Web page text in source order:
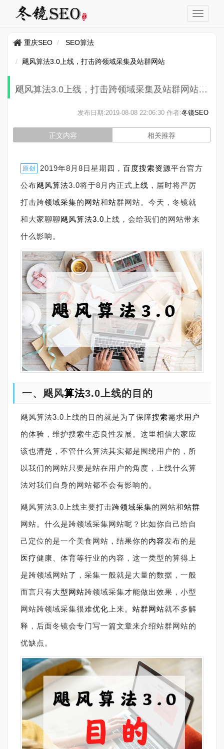
重庆SEO SEO算法
飓风算法3.0上线，打击跨领域采集及站群网站
飓风算法3.0上线，打击跨领域采集及站群网站
发布日期:2019-08-08 22:06:30 作者:冬镜SEO
正文内容 相关推荐
原创 2019年8月8日星期四， 百度搜索资源平台官方
公布飓风算法3.0将于8月内正式 上线 ，届时将严厉
打击跨领域采集的网站和站群网站。今天，冬镜就
和大家聊聊飓风算法3.0 上线，会给我们的网站带来
什么影响。
一、飓风算法3.0上线的目的
飓风算法3.0上线的目的就是为了保障搜索需求用户
的体验，维护搜索生态良性发展。这里相信大家应
该也清楚，不管什么算法其实都是围绕用户的，所
以我们的网站只要是站在用户的角度，上线什么算
法对我们自身的网站都不会有影响的。
飓风算法3.0上线主要打击跨领域采集的网站和站群
网站。什么是跨领域采集网站呢？比如你自己给自
己定位的是一个美食网站，结果你的内容发布的是
医疗健康、体育等行业的内容，这一类型的算得上
是跨领域网站了，采集一般就是大量的数据，一般
而言只有大型网站跨领域采集才能做出效果，小型
网站跨领域采集很难优化 上来。 站群网站就不多解
释，后面冬镜会专门写一篇文章来介绍站群网站的
优缺点。